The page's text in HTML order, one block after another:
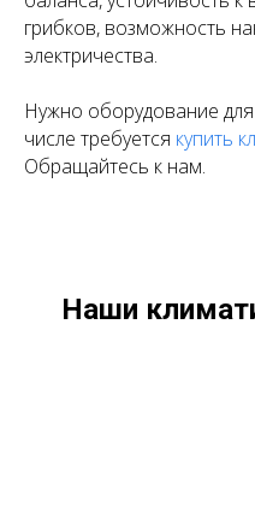
грибков, возможность
электричества.
Нужно оборудование
числе требуется купить
Обращайтесь к нам.
Наши